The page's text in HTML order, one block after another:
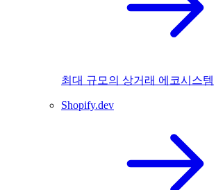
최대 규모의 상거래 에코시스템
Shopify.dev